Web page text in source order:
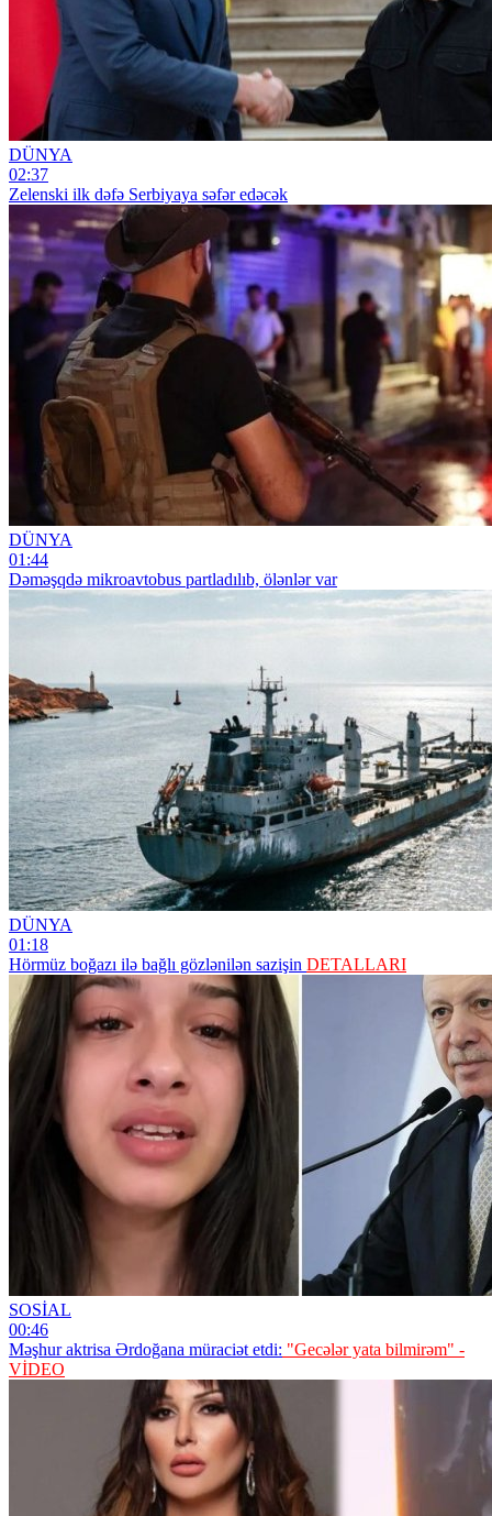
DÜNYA
02:37
Zelenski ilk dəfə Serbiyaya səfər edəcək
DÜNYA
01:44
Dəməşqdə mikroavtobus partladılıb, ölənlər var
DÜNYA
01:18
Hörmüz boğazı ilə bağlı gözlənilən sazişin DETALLARI
SOSİAL
00:46
Məşhur aktrisa Ərdoğana müraciət etdi: "Gecələr yata bilmirəm" -
VİDEO